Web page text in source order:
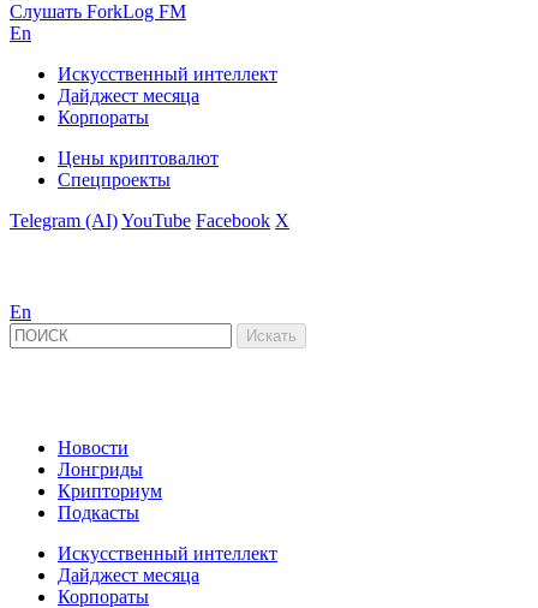
Слушать ForkLog FM
En
Искусственный интеллект
Дайджест месяца
Корпораты
Цены криптовалют
Спецпроекты
Telegram (AI)YouTube Facebook X
En
Новости
Лонгриды
Крипториум
Подкасты
Искусственный интеллект
Дайджест месяца
Корпораты